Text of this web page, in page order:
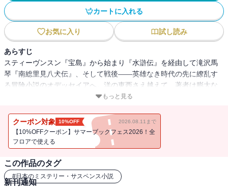
カートに入れる
お気に入り 試し読み
あらすじ
スティーヴンスン『宝島』から始まり『水滸伝』を経由して滝沢馬
琴『南総里見八犬伝』、そして戦後――英雄なき時代の先に繚乱す
る冒険小説のオデッセイアへ。洋の東西さえ越えて、著者は膨大な
小説と文献を文字通り縦横無尽に渉猟する。ただ一心に、面白い小
世界、その山嶺を闊達な筆致で踏破する一大評論。大衆文学研究に
里程標を刻み、第四十七回日本推理作家協会賞を受賞した名著。こ
の一冊をして、文学史に「冒険小説」は永遠に刻まれる。／【目
野に立つヒーロー／ハックルベリーの旅／西部辺境の男たち／十九
世紀イギリス補遺／芥溜（ごみため）のパリ／デュマの剣豪小説／
科学の冒険／愛国主義者ルパン／『紅はこべ』と『スカラムーシ
もっと見る
クーポン対象 10%OFF 2026.08.11まで
【10%OFFクーポン】サマーブックフェス2026！全
フロアで使える
この作品のタグ
#日本のミステリー・サスペンス小説
新刊通知